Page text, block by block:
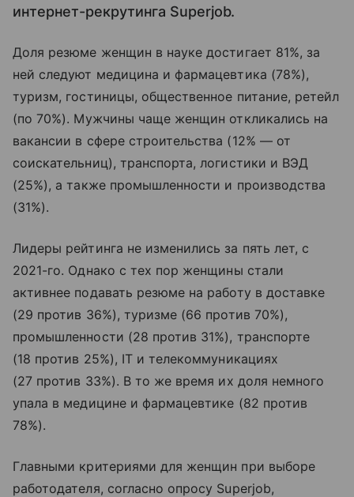
интернет-рекрутинга Superjob.
Доля резюме женщин в науке достигает 81%, за
ней следуют медицина и фармацевтика (78%),
туризм, гостиницы, общественное питание, ретейл
(по 70%). Мужчины чаще женщин откликались на
вакансии в сфере строительства (12% — от
соискательниц), транспорта, логистики и ВЭД
(25%), а также промышленности и производства
(31%).
Лидеры рейтинга не изменились за пять лет, с
2021-го. Однако с тех пор женщины стали
активнее подавать резюме на работу в доставке
(29 против 36%), туризме (66 против 70%),
промышленности (28 против 31%), транспорте
(18 против 25%), IТ и телекоммуникациях
(27 против 33%). В то же время их доля немного
упала в медицине и фармацевтике (82 против
78%).
Главными критериями для женщин при выборе
работодателя, согласно опросу Superjob,